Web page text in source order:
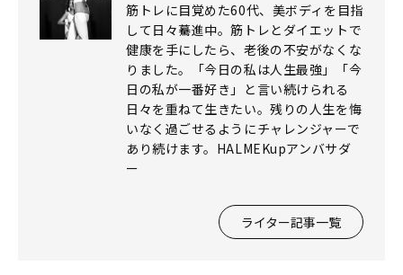
筋トレに目覚めた60代、美ボディを目指
して日々驀進中。筋トレとダイエットで
健康を手にしたら、老後の不安がなくな
りました。「今日の私は人生最強」「今
日の私が一番好き」と言い続けられる
日々を重ねて生きたい。残りの人生を悔
いなく過ごせるようにチャレンジャーで
あり続けます。HALMEKupアンバサダ
ー
ライター記事一覧